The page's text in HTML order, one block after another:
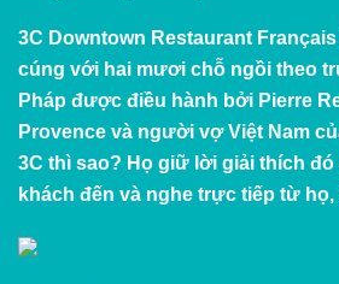
3C Downtown Restaurant
cúng với hai mươi chỗ ngồi theo
Pháp được điều hành bởi Pierre
Provence và người vợ Việt Nam
3C thì sao? Họ giữ lời giải thích
khách đến và nghe trực tiếp từ họ,